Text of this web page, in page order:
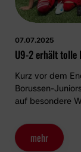
07.07.2025
U9-2 erhält tolle
Kurz vor dem
Borussen-
auf besondere
mehr